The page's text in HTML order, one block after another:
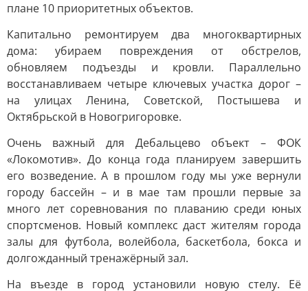
плане 10 приоритетных объектов.
Капитально ремонтируем два многоквартирных
дома: убираем повреждения от обстрелов,
обновляем подъезды и кровли. Параллельно
восстанавливаем четыре ключевых участка дорог –
на улицах Ленина, Советской, Постышева и
Октябрьской в Новогригоровке.
Очень важный для Дебальцево объект – ФОК
«Локомотив». До конца года планируем завершить
его возведение. А в прошлом году мы уже вернули
городу бассейн – и в мае там прошли первые за
много лет соревнования по плаванию среди юных
спортсменов. Новый комплекс даст жителям города
залы для футбола, волейбола, баскетбола, бокса и
долгожданный тренажёрный зал.
На въезде в город установили новую стелу. Её